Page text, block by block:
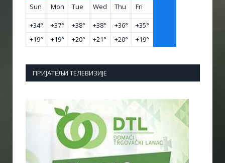
Sun
Mon Tue Wed Thu Fri
+34° +37° +38° +38° +36° +35°
+19° +19° +20° +21° +20° +19°
ПРИЈАТЕЉИ ТЕЛЕВИЗИЈЕ